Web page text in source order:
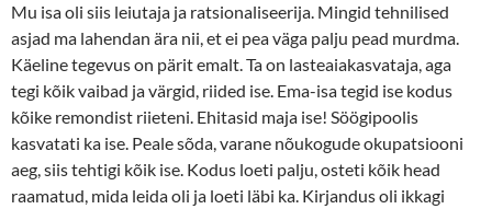
Mu isa oli siis leiutaja ja ratsionaliseerija. Mingid tehnilised
asjad ma lahendan ära nii, et ei pea väga palju pead murdma.
Käeline tegevus on pärit emalt. Ta on lasteaiakasvataja, aga
tegi kõik vaibad ja värgid, riided ise. Ema-isa tegid ise kodus
kõike remondist riieteni. Ehitasid maja ise! Söögipoolis
kasvatati ka ise. Peale sõda, varane nõukogude okupatsiooni
aeg, siis tehtigi kõik ise. Kodus loeti palju, osteti kõik head
raamatud, mida leida oli ja loeti läbi ka. Kirjandus oli ikkagi